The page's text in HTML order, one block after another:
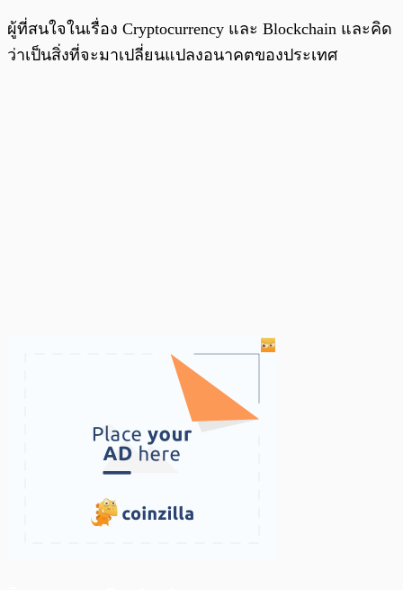
ผู้ที่สนใจในเรื่อง Cryptocurrency และ Blockchain และคิด
ว่าเป็นสิ่งที่จะมาเปลี่ยนแปลงอนาคตของประเทศ